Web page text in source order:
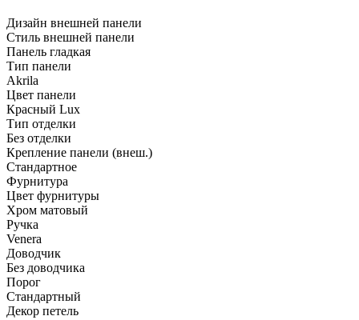
Дизайн внешней панели
Стиль внешней панели
Панель гладкая
Тип панели
Akrila
Цвет панели
Красный Lux
Тип отделки
Без отделки
Крепление панели (внеш.)
Стандартное
Фурнитура
Цвет фурнитуры
Хром матовый
Ручка
Venera
Доводчик
Без доводчика
Порог
Стандартный
Декор петель